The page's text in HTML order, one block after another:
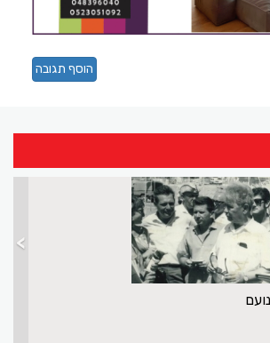
הוסף תגובה
>